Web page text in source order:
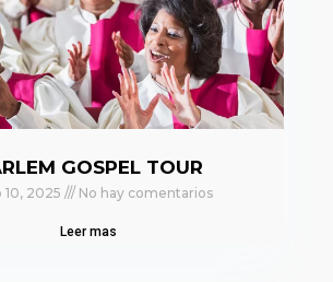
GOSPEL TOUR
10, 2025 No hay comentarios
Leer mas